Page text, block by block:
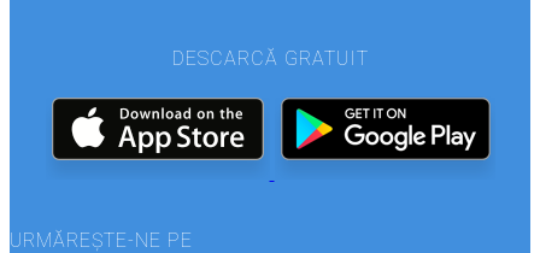
DESCARCĂ GRATUIT
URMĂREȘTE-NE PE